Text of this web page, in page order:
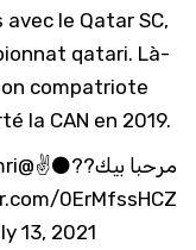
le Qatar SC,
qatari. Là-
compatriote
la CAN en 2019.
مرحبا بيك??⚫️✌️@Djamel_benlamri
0ErMfssHCZ
13, 2021